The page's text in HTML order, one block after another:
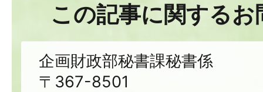
この記事に関する
企画財政部秘書課秘書係
〒367-8501